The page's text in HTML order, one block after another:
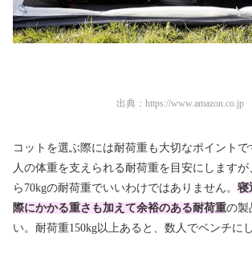
出典： https://www.amazon.co.jp
コットを選ぶ際には耐荷重も大切なポイントで
人の体重を支えられる耐荷重を目安にしますが
ら70kgの耐荷重でいいわけではありません。 寝
際にかかる重さも加えて余裕のある耐荷重の製
い。耐荷重150kg以上あると、数人でベンチに